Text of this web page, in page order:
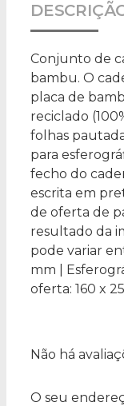
Conjunto de
bambu. O
placa de
reciclado
folhas
para
fecho do
escrita em
de oferta de
resultado da
pode variar
mm |
oferta: 160 x
Não há
O seu